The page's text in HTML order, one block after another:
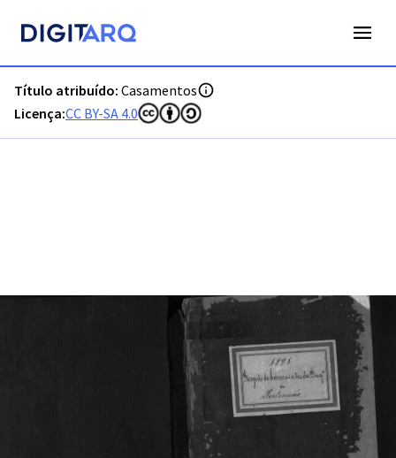
Título atribuído: Casamentos
Licença:CC BY-SA 4.0